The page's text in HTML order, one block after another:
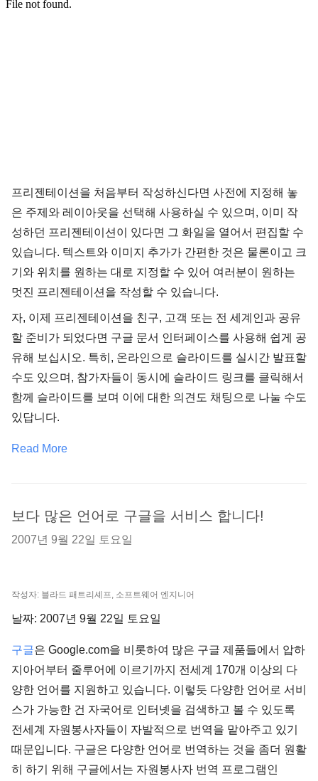
프리젠테이션을 처음부터 작성하신다면 사전에 지정해 놓
은 주제와 레이아웃을 선택해 사용하실 수 있으며, 이미 작
성하던 프리젠테이션이 있다면 그 화일을 열어서 편집할 수
있습니다. 텍스트와 이미지 추가가 간편한 것은 물론이고 크
기와 위치를 원하는 대로 지정할 수 있어 여러분이 원하는
멋진 프리젠테이션을 작성할 수 있습니다.
자, 이제 프리젠테이션을 친구, 고객 또는 전 세계인과 공유
할 준비가 되었다면 구글 문서 인터페이스를 사용해 쉽게 공
유해 보십시오. 특히, 온라인으로 슬라이드를 실시간 발표할
수도 있으며, 참가자들이 동시에 슬라이드 링크를 클릭해서
함께 슬라이드를 보며 이에 대한 의견도 채팅으로 나눌 수도
있답니다.
Read More
보다 많은 언어로 구글을 서비스 합니다!
2007년 9월 22일 토요일
작성자: 블라드 패트리셰프, 소프트웨어 엔지니어
날짜: 2007년 9월 22일 토요일
구글은 Google.com을 비롯하여 많은 구글 제품들에서 압하
지아어부터 줄루어에 이르기까지 전세계 170개 이상의 다
양한 언어를 지원하고 있습니다. 이렇듯 다양한 언어로 서비
스가 가능한 건 자국어로 인터넷을 검색하고 볼 수 있도록
전세계 자원봉사자들이 자발적으로 번역을 맡아주고 있기
때문입니다. 구글은 다양한 언어로 번역하는 것을 좀더 원활
히 하기 위해 구글에서는 자원봉사자 번역 프로그램인